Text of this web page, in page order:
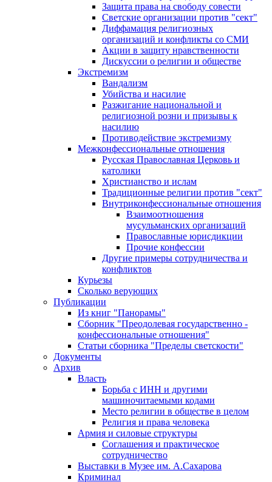
Защита права на свободу совести
Светские организации против "сект"
Диффамация религиозных
организаций и конфликты со СМИ
Акции в защиту нравственности
Дискуссии о религии и обществе
Экстремизм
Вандализм
Убийства и насилие
Разжигание национальной и
религиозной розни и призывы к
насилию
Противодействие экстремизму
Межконфессиональные отношения
Русская Православная Церковь и
католики
Христианство и ислам
Традиционные религии против "сект"
Внутриконфессиональные отношения
Взаимоотношения
мусульманских организаций
Православные юрисдикции
Прочие конфессии
Другие примеры сотрудничества и
конфликтов
Курьезы
Сколько верующих
Публикации
Из книг "Панорамы"
Сборник "Преодолевая государственно -
конфессиональные отношения"
Статьи сборника "Пределы светскости"
Документы
Архив
Власть
Борьба с ИНН и другими
машиночитаемыми кодами
Место религии в обществе в целом
Религия и права человека
Армия и силовые структуры
Соглашения и практическое
сотрудничество
Выставки в Музее им. А.Сахарова
Криминал